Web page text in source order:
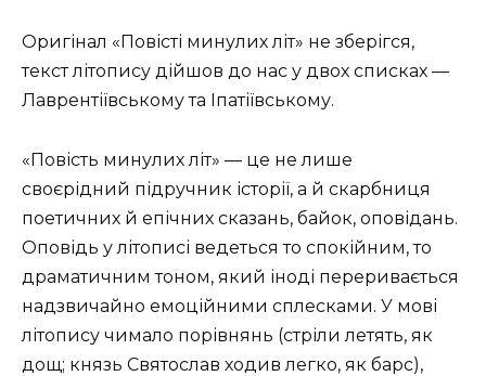
Оригінал «Повісті минулих літ» не зберігся,
текст літопису дійшов до нас у двох списках —
Лаврентіївському та Іпатіївському.
«Повість минулих літ» — це не лише
своєрідний підручник історії, а й скарбниця
поетичних й епічних сказань, байок, оповідань.
Оповідь у літописі ведеться то спокійним, то
драматичним тоном, який іноді пере­ривається
надзвичайно емоційними сплесками. У мові
літопису чимало порівнянь (стріли летять, як
дощ; князь Святослав ходив легко, як барс),